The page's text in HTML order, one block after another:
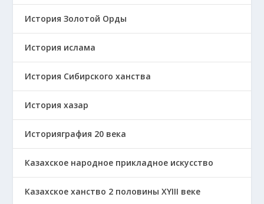
История Золотой Орды
История ислама
История Сибирского ханства
История хазар
Историяграфия 20 века
Казахское народное прикладное искусство
Казахское ханство 2 половины ХҮІІІ веке